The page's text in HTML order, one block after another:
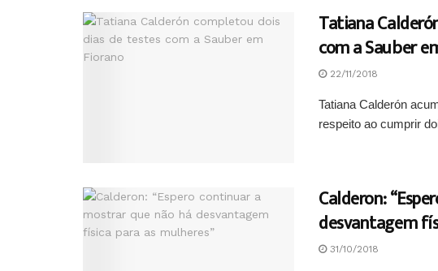
Tatiana
com a Sauber
22/11/2018
Tatiana Calderón
respeito ao cumprir
Calderon:
desvantagem
31/10/2018